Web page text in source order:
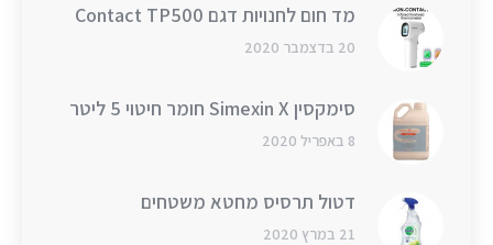
מד חום לחנויות דגם Contact TP500
20 בדצמבר 2020
סימקסין Simexin X חומר חיטוי 5 ליטר
8 באפריל 2020
דטול תרסיס מחטא משטחים
21 במרץ 2020